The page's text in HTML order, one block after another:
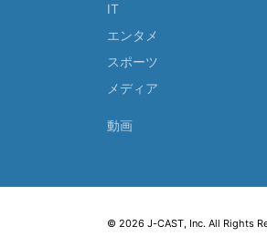
IT
エンタメ
スポーツ
メディア
動画
© 2026 J-CAST, Inc. All Rights